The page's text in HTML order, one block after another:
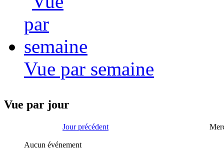
Vue par semaine
Vue par jour
Jour précédent
Aucun événement